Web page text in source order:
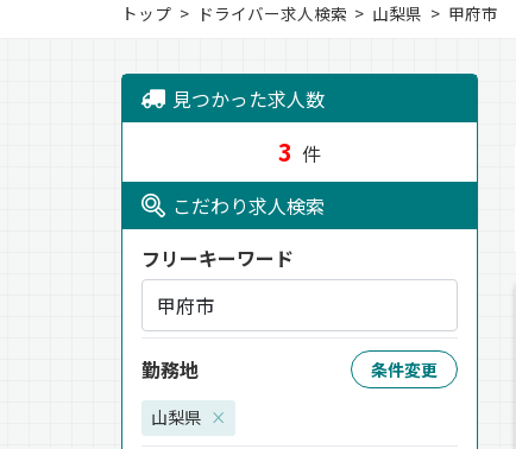
トップ ドライバー求人検索 山梨県 甲府市
見つかった求人数
3 件
こだわり求人検索
フリーキーワード
勤務地 条件変更
山梨県 ×